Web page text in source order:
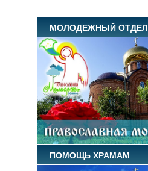
МОЛОДЕЖНЫЙ ОТДЕЛ
ПОМОЩЬ ХРАМАМ